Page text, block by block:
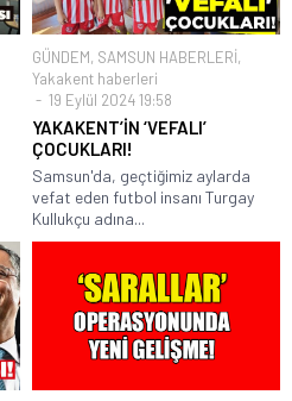
GÜNDEM, SAMSUN HABERLERİ,
Yakakent haberleri
19 Eylül 2024 19:58
YAKAKENT’İN ‘VEFALI’
ÇOCUKLARI!
Samsun'da, geçtiğimiz aylarda
vefat eden futbol insanı Turgay
Kullukçu adına...